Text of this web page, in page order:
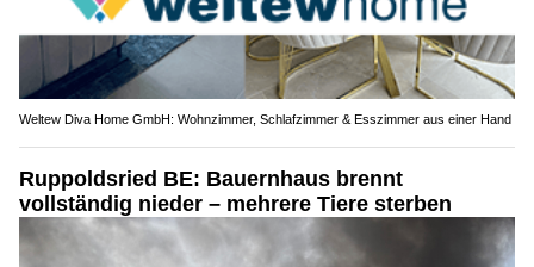
Weltew Diva Home GmbH: Wohnzimmer, Schlafzimmer & Esszimmer aus einer Hand
Ruppoldsried BE: Bauernhaus brennt
vollständig nieder – mehrere Tiere sterben